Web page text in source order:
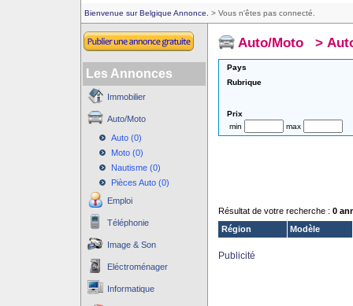
Bienvenue sur Belgique Annonce. > Vous n'êtes pas connecté.
Les Annonces
Immobilier
Auto/Moto
Auto (0)
Moto (0)
Nautisme (0)
Pièces Auto (0)
Emploi
Téléphonie
Image & Son
Eléctroménager
Informatique
Auto/Moto >
Pays
Rubrique
Prix
min
max
Résultat de votre recherche : 0
Région
Modèle
Publicité